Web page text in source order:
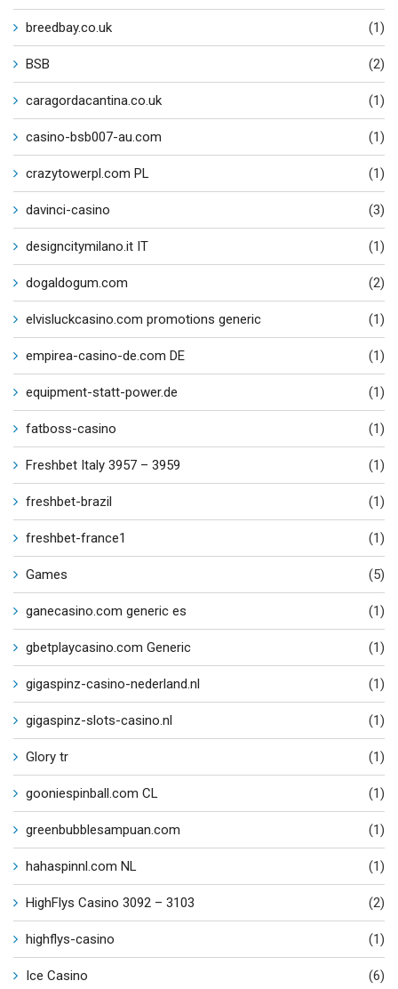
breedbay.co.uk (1)
BSB (2)
caragordacantina.co.uk (1)
casino-bsb007-au.com (1)
crazytowerpl.com PL (1)
davinci-casino (3)
designcitymilano.it IT (1)
dogaldogum.com (2)
elvisluckcasino.com promotions generic (1)
empirea-casino-de.com DE (1)
equipment-statt-power.de (1)
fatboss-casino (1)
Freshbet Italy 3957 – 3959 (1)
freshbet-brazil (1)
freshbet-france1 (1)
Games (5)
ganecasino.com generic es (1)
gbetplaycasino.com Generic (1)
gigaspinz-casino-nederland.nl (1)
gigaspinz-slots-casino.nl (1)
Glory tr (1)
gooniespinball.com CL (1)
greenbubblesampuan.com (1)
hahaspinnl.com NL (1)
HighFlys Casino 3092 – 3103 (2)
highflys-casino (1)
Ice Casino (6)